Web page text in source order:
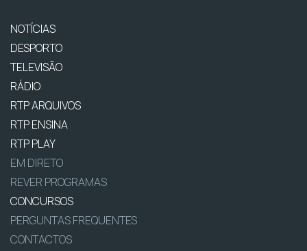
NOTÍCIAS
DESPORTO
TELEVISÃO
RÁDIO
RTP ARQUIVOS
RTP ENSINA
RTP PLAY
EM DIRETO
REVER PROGRAMAS
CONCURSOS
PERGUNTAS FREQUENTES
CONTACTOS